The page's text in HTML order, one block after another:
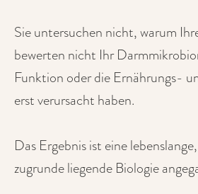
Sie untersuchen nicht, warum
bewerten nicht Ihr
Funktion oder die Ernährungs-
erst verursacht haben.
Das Ergebnis ist eine
zugrunde liegende Biologie